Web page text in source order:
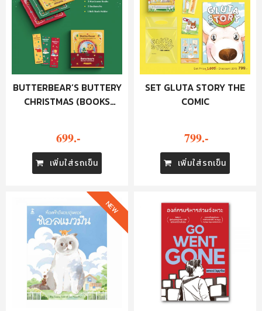
BUTTERBEAR’S BUTTERY
CHRISTMAS (BOOKS
699.-
เพิ่มใส่รถเข็น
SET GLUTA STORY THE
COMIC
799.-
เพิ่มใส่รถเข็น
NEW